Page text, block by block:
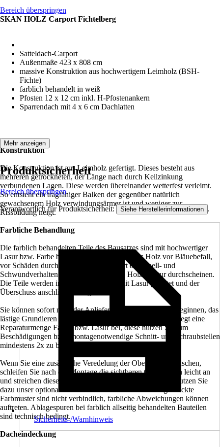
Bereich überspringen
SKAN HOLZ Carport Fichtelberg
Satteldach-Carport
Außenmaße 423 x 808 cm
massive Konstruktion aus hochwertigem Leimholz (BSH-
Fichte)
farblich behandelt in weiß
Pfosten 12 x 12 cm inkl. H-Pfostenankern
Sparrendach mit 4 x 6 cm Dachlatten
Konstruktion
Die Konstruktion ist aus Leimholz gefertigt. Dieses besteht aus
mehreren getrockneten, der Länge nach durch Keilzinkung
verbundenen Lagen. Diese werden übereinander wetterfest verleimt.
So entsteht ein tragfähiger Balken der gegenüber natürlich
gewachsenem Holz verwindungsärmer ist und weniger zur
Rissbildung neigt.
Farbliche Behandlung
Die farblich behandelten Teile des Bausatzes sind mit hochwertiger
Lasur bzw. Farbe behandelt. Diese schützt das Holz vor Bläuebefall,
vor Schäden durch UV-Licht, vermindert das Quell- und
Schwundverhalten und läßt trotzdem die Holzstruktur durchscheinen.
Die Teile werden im Werk 2x allseitig mit Lasur geflutet und der
Überschuss anschließend abgebürstet.
Sie können sofort nach der Anlieferung mit dem Aufbau beginnen, das
lästige Grundieren und Streichen entfällt. Jedem Bausatz liegt eine
Reparaturmenge Farbe, bzw. Lasur bei, diese nutzen Sie, um
Beschädigungen bzw. montagenotwendige Schnitt- und Schraubstellen
mindestens 2x zu behandeln.
Wenn Sie eine zusätzliche Veredelung der Oberfläche wünschen,
schleifen Sie nach der Montage die sichtbaren Oberflächen leicht an
und streichen diese mit hochwertiger Lasur bzw. Farbe. Nutzen Sie
dazu unser optionales Farb- bzw. Lasursortiment. Abgedruckte
Farbmuster sind nicht verbindlich, farbliche Abweichungen können
auftreten. Ablagespuren bei farblich allseitig behandelten Bauteilen
sind technisch bedingt.
Dacheindeckung
Mehr anzeigen
Produktsicherheit
Bereich überspringen
Verantwortlich für Produktsicherheit: Siehe Herstellerinformationen .
Sicherheits-/Warnhinweis